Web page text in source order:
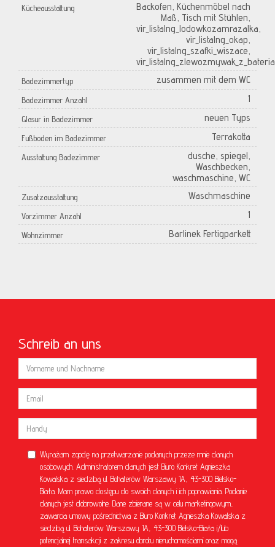
Kücheausstattung
Backofen, Küchenmöbel nach
Maß, Tisch mit Stühlen,
vir_listalng_lodowkozamrazalka,
vir_listalng_okap,
vir_listalng_szafki_wiszace,
vir_listalng_zlewozmywak_z_bateria
Badezimmertyp zusammen mit dem WC
Badezimmer Anzahl 1
Glasur in Badezimmer neuen Typs
Fußboden im Badezimmer Terrakotta
Ausstattung Badezimmer
dusche, spiegel,
Waschbecken,
waschmaschine, WC
Zusatzausstattung Waschmaschine
Vorzimmer Anzahl 1
Wohnzimmer Barlinek Fertigparkett
Schreib an uns
Wyrażam zgodę na przetwarzanie podanych przeze mnie danych
osobowych. Administratorem danych jest Biuro Konkret Agnieszka
Kowalska z siedzibą ul. Bohaterów Warszawy 1A, 43-300 Bielsko-
Biała. Mam prawo dostępu do swoich danych i ich poprawiania. Podanie
danych jest dobrowolne. Dane zbierane są w celu marketingowym,
zawarcia umowy pośrednictwa z Biuro Konkret Agnieszka Kowalska z
siedzibą ul. Bohaterów Warszawy 1A, 43-300 Bielsko-Biała i/lub
potencjalnej transakcji z zakresu obrotu nieruchomościami oraz mogą